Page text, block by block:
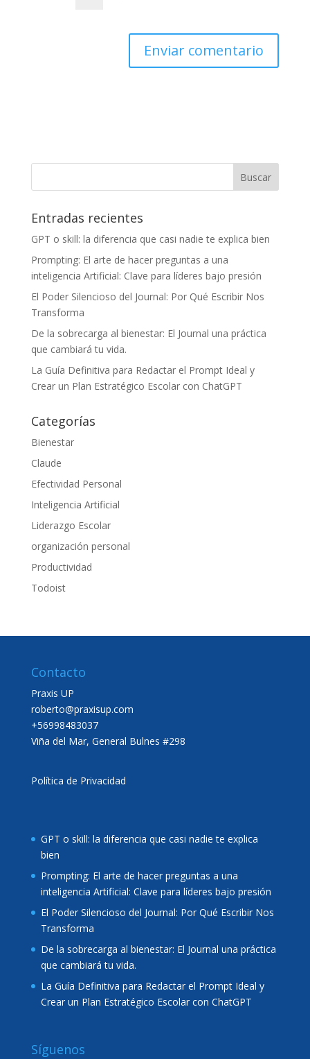
Entradas recientes
GPT o skill: la diferencia que casi nadie te explica bien
Prompting: El arte de hacer preguntas a una
inteligencia Artificial: Clave para líderes bajo presión
El Poder Silencioso del Journal: Por Qué Escribir Nos
Transforma
De la sobrecarga al bienestar: El Journal una práctica
que cambiará tu vida.
La Guía Definitiva para Redactar el Prompt Ideal y
Crear un Plan Estratégico Escolar con ChatGPT
Categorías
Bienestar
Claude
Efectividad Personal
Inteligencia Artificial
Liderazgo Escolar
organización personal
Productividad
Todoist
Contacto
Praxis UP
roberto@praxisup.com
+56998483037
Viña del Mar, General Bulnes #298
Política de Privacidad
GPT o skill: la diferencia que casi nadie te explica
bien
Prompting: El arte de hacer preguntas a una
inteligencia Artificial: Clave para líderes bajo presión
El Poder Silencioso del Journal: Por Qué Escribir Nos
Transforma
De la sobrecarga al bienestar: El Journal una práctica
que cambiará tu vida.
La Guía Definitiva para Redactar el Prompt Ideal y
Crear un Plan Estratégico Escolar con ChatGPT
Síguenos